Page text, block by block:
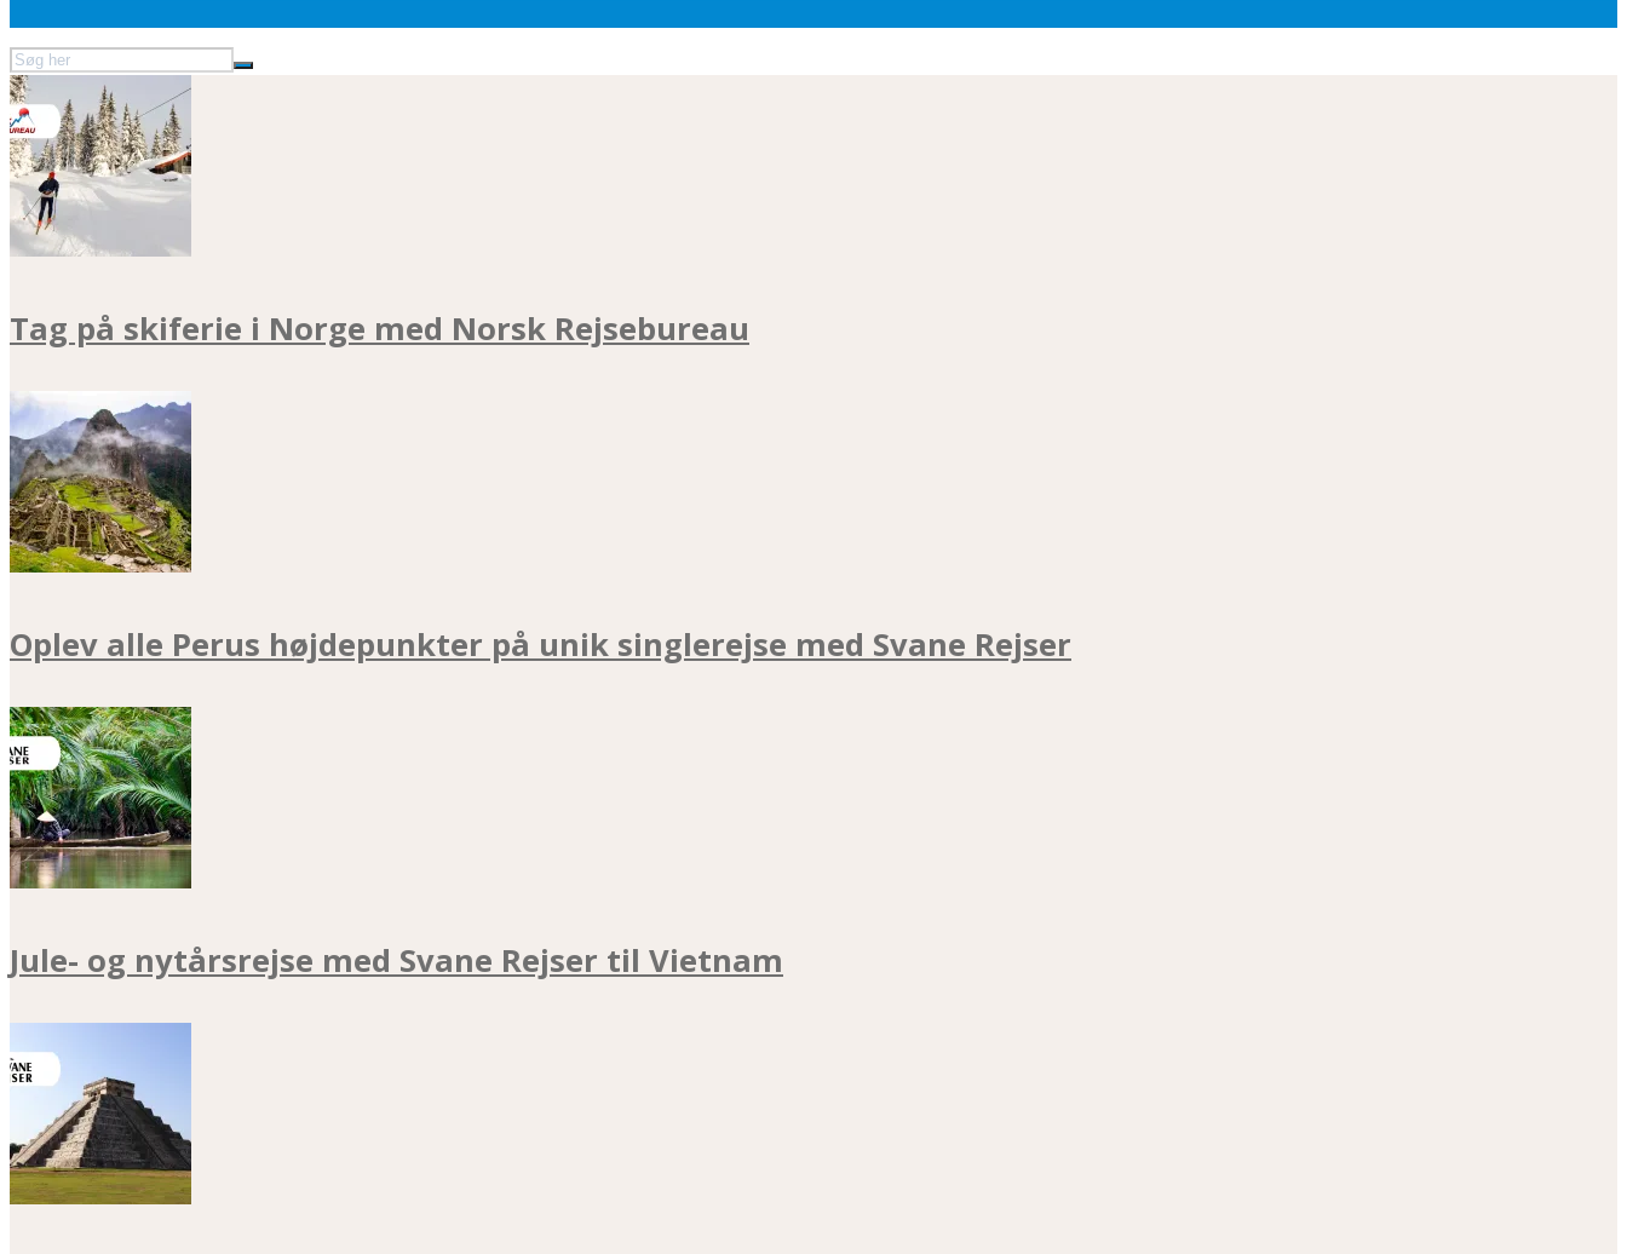
Tag på skiferie i Norge med Norsk Rejsebureau
Oplev alle Perus højdepunkter på unik singlerejse med Svane Rejser
Jule- og nytårsrejse med Svane Rejser til Vietnam